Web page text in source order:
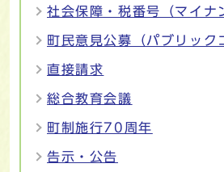
社会保障・税番号（マイナ
町民意見公募（パブリック
直接請求
総合教育会議
町制施行70周年
告示・公告